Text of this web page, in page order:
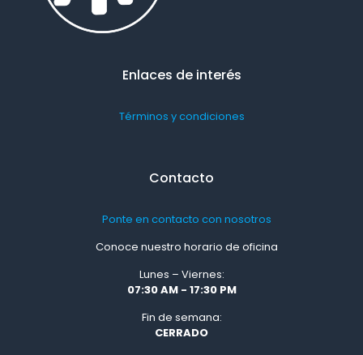
Enlaces de interés
Términos y condiciones
Contacto
Ponte en contacto con nosotros
Conoce nuestro horario de oficina
Lunes – Viernes:
07:30 AM - 17:30 PM
Fin de semana:
CERRADO